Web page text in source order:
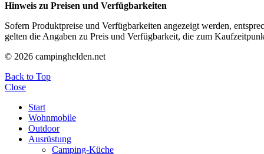
Hinweis zu Preisen und Verfügbarkeiten
Sofern Produktpreise und Verfügbarkeiten angezeigt werden,
gelten die Angaben zu Preis und Verfügbarkeit, die zum
© 2026 campinghelden.net
Back to Top
Close
Start
Wohnmobile
Outdoor
Ausrüstung
Camping-Küche